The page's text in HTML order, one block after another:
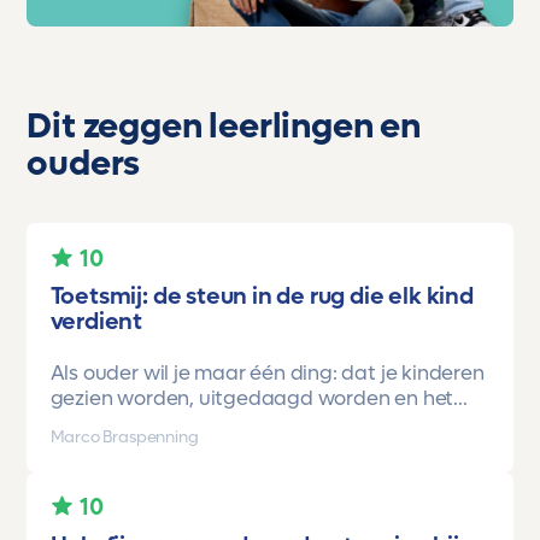
Dit zeggen leerlingen en
ouders
10
Toetsmij: de steun in de rug die elk kind
verdient
Als ouder wil je maar één ding: dat je kinderen
gezien worden, uitgedaagd worden en het
vertrouwen krijgen dat ze méér kunnen dan ze
zelf soms denken. Voor ons is Toetsmij daarin
Marco Braspenning
10